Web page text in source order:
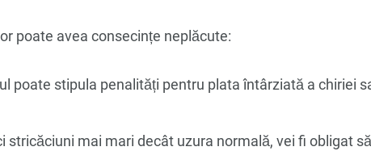
poate avea consecințe neplăcute:
poate stipula penalități pentru plata întârziată a chiriei
stricăciuni mai mari decât uzura normală, vei fi obligat